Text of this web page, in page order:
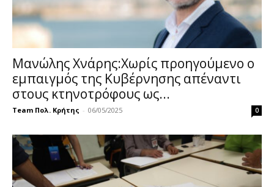
Μανώλης Χνάρης:Χωρίς προηγούμενο ο
εμπαιγμός της Κυβέρνησης απέναντι
στους κτηνοτρόφους ως...
Team Πολ. Κρήτης - 06/05/2025 0